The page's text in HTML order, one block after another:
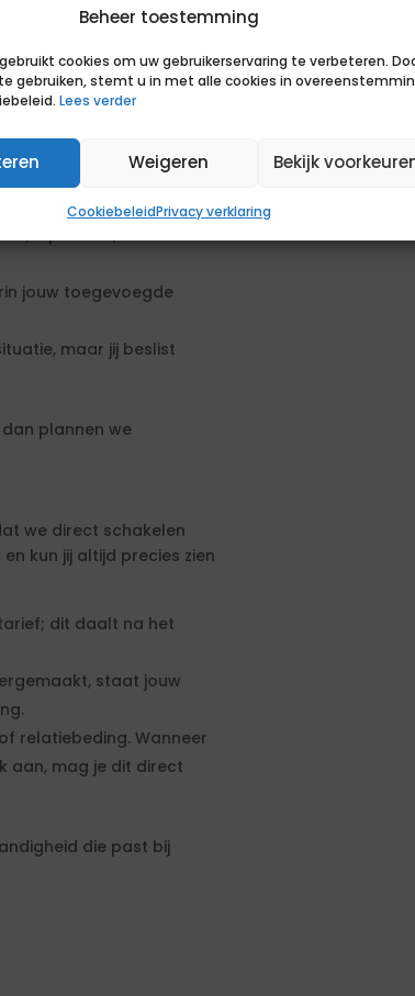
Beheer toestemming
cookies om uw gebruikerservaring te verbeteren.
gebruiken, stemt u in met alle cookies in
Lees verder
Weigeren Bekijk
CookiebeleidPrivacy verklaring
bemiddeling. Je hoort op
en of we samen het
de volgende
diploma's, referenties
jouw toegevoegde
maar jij beslist
plannen we
we direct schakelen
kun jij altijd precies zien
dit daalt na het
staat jouw
relatiebeding. Wanneer
aan, mag je dit direct
die past bij